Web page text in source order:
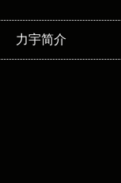
力宇简介